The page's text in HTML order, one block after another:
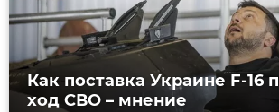
Как поставка Украине F-16
ход СВО – мнение